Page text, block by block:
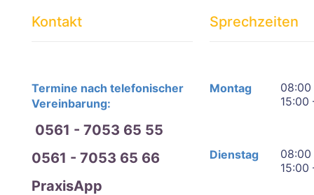
Kontakt
Termine nach telefonischer
Vereinbarung:
0561 - 7053 65 55
0561 - 7053 65 66
PraxisApp
Sprechzeiten
Montag
08:00
15:00
Dienstag
08:00
15:00